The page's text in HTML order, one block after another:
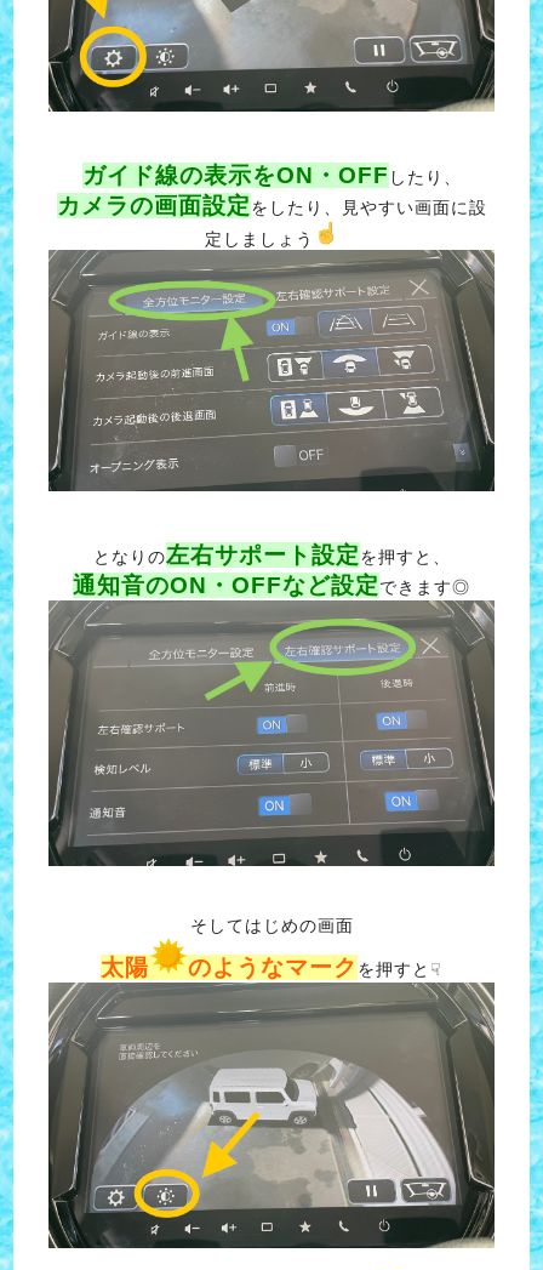
ガイド線の表示をON・OFF したり、
カメラの画面設定をしたり、見やすい画面に設
定しましょう
となりの左右サポート設定を押すと、
通知音のON・OFFなど設定できます◎
そしてはじめの画面
太陽 のようなマーク を押すと☟